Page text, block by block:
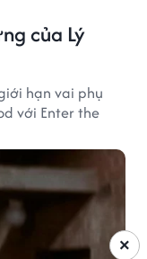
của Lý
hạn vai phụ
với Enter the
×